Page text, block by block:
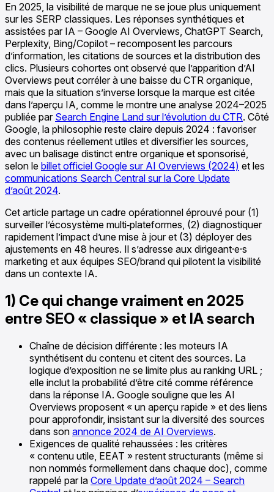
En 2025, la visibilité de marque ne se joue plus uniquement
sur les SERP classiques. Les réponses synthétiques et
assistées par IA – Google AI Overviews, ChatGPT Search,
Perplexity, Bing/Copilot – recomposent les parcours
d’information, les citations de sources et la distribution des
clics. Plusieurs cohortes ont observé que l’apparition d’AI
Overviews peut corréler à une baisse du CTR organique,
mais que la situation s’inverse lorsque la marque est citée
dans l’aperçu IA, comme le montre une analyse 2024–2025
publiée par Search Engine Land sur l’évolution du CTR. Côté
Google, la philosophie reste claire depuis 2024 : favoriser
des contenus réellement utiles et diversifier les sources,
avec un balisage distinct entre organique et sponsorisé,
selon le billet officiel Google sur AI Overviews (2024) et les
communications Search Central sur la Core Update
d’août 2024.
Cet article partage un cadre opérationnel éprouvé pour (1)
surveiller l’écosystème multi‑plateformes, (2) diagnostiquer
rapidement l’impact d’une mise à jour et (3) déployer des
ajustements en 48 heures. Il s’adresse aux dirigeant·e·s
marketing et aux équipes SEO/brand qui pilotent la visibilité
dans un contexte IA.
1) Ce qui change vraiment en 2025
entre SEO « classique » et IA search
Chaîne de décision différente : les moteurs IA
synthétisent du contenu et citent des sources. La
logique d’exposition ne se limite plus au ranking URL ;
elle inclut la probabilité d’être cité comme référence
dans la réponse IA. Google souligne que les AI
Overviews proposent « un aperçu rapide » et des liens
pour approfondir, insistant sur la diversité des sources
dans son annonce 2024 de AI Overviews.
Exigences de qualité rehaussées : les critères
« contenu utile, EEAT » restent structurants (même si
non nommés formellement dans chaque doc), comme
rappelé par la Core Update d’août 2024 – Search